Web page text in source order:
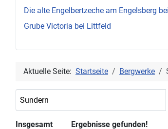
Die alte Engelbertzeche am Engelsberg
Grube Victoria bei Littfeld
Aktuelle Seite: Startseite Bergwerke
Suchwörter:
Insgesamt Ergebnisse gefunden!